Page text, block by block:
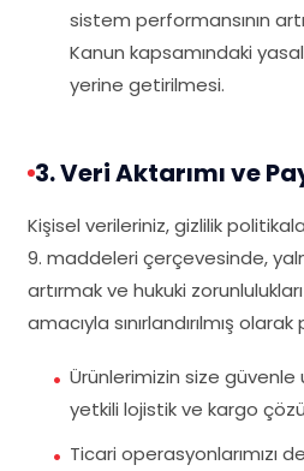
sistem performansının
Kanun kapsamındaki
yerine getirilmesi.
3. Veri Aktarımı ve
Kişisel verileriniz, gizlilik
9. maddeleri çerçevesinde,
artırmak ve hukuki
amacıyla sınırlandırılmış
Ürünlerimizin size güvenle
yetkili lojistik ve kargo
Ticari operasyonlarımızı